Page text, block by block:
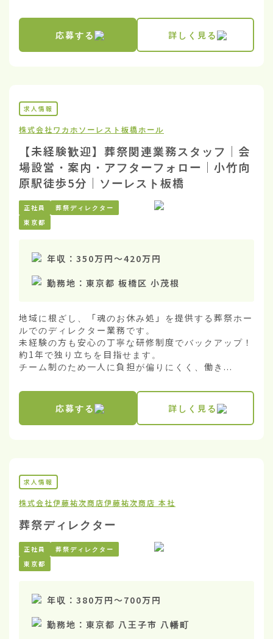
応募する 詳しく見る
求人情報
株式会社ワカホソーレスト板橋ホール
【未経験歓迎】葬祭関連業務スタッフ｜会
場設営・案内・アフターフォロー｜小竹向
原駅徒歩5分｜ソーレスト板橋
正社員
葬祭ディレクター
東京都
年収： 350万円〜420万円
勤務地： 東京都 板橋区 小茂根
地域に根ざし、「魂のお休み処」を提供する葬祭ホー
ルでのディレクター業務です。
未経験の方も安心の丁寧な研修制度でバックアップ！
約1年で独り立ちを目指せます。
チーム制のため一人に負担が偏りにくく、働き...
応募する 詳しく見る
求人情報
株式会社伊藤祐次商店伊藤祐次商店 本社
葬祭ディレクター
正社員
葬祭ディレクター
東京都
年収： 380万円〜700万円
勤務地： 東京都 八王子市 八幡町